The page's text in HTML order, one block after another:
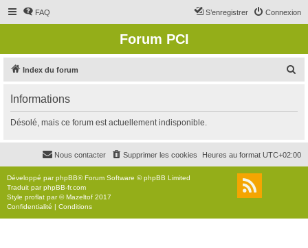
FAQ Connexion
S’enregistrer
Forum PCI
Index du forum
r
c
r
Informations
Désolé, mais ce forum est actuellement indisponible.
Heures au format UTC+02:00
Supprimer les cookies
Nous contacter
Développé parphpBB® Forum Software © phpBB Limited
Traduit parphpBB-fr.com
Style proflat par ©Mazeltof 2017
Confidentialité | Conditions